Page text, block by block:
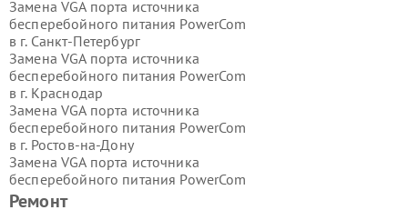
Ремонт
Замена VGA порта источника
бесперебойного питания PowerCom
в г. Санкт-Петербург
Замена VGA порта источника
бесперебойного питания PowerCom
в г. Краснодар
Замена VGA порта источника
бесперебойного питания PowerCom
в г. Ростов-на-Дону
Замена VGA порта источника
бесперебойного питания PowerCom
в г.Нижний Новгород